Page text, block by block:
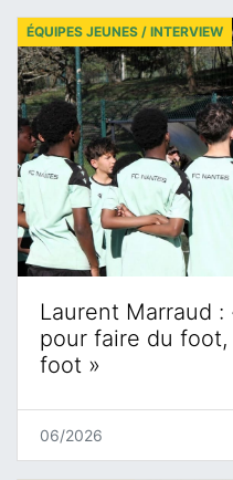
Laurent Marraud :
pour faire du
foot »
ÉQUIPES JEUNES / INTERVIEW
06/2026